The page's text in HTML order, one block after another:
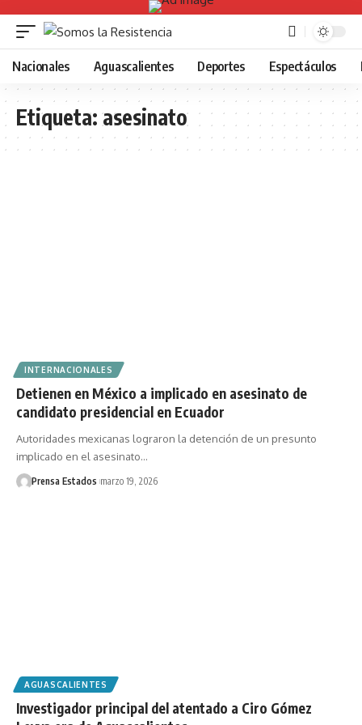
Nacionales Aguascalientes Deportes Espectáculos
Etiqueta:asesinato
INTERNACIONALES
Detienen en México a implicado en asesinato de
candidato presidencial en Ecuador
Autoridades mexicanas lograron la detención de un presunto
implicado en el asesinato…
Prensa Estados marzo 19, 2026
AGUASCALIENTES
Investigador principal del atentado a Ciro Gómez